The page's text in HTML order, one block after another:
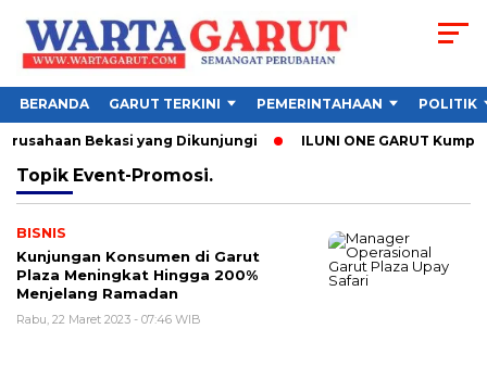
BERANDA GARUT TERKINI PEMERINTAHAAN POLITIK
Bekasi yang Dikunjungi ILUNI ONE GARUT
Topik Event-Promosi.
BISNIS
Kunjungan Konsumen di Garut
Plaza Meningkat Hingga 200%
Menjelang Ramadan
Rabu, 22 Maret 2023 - 07:46 WIB